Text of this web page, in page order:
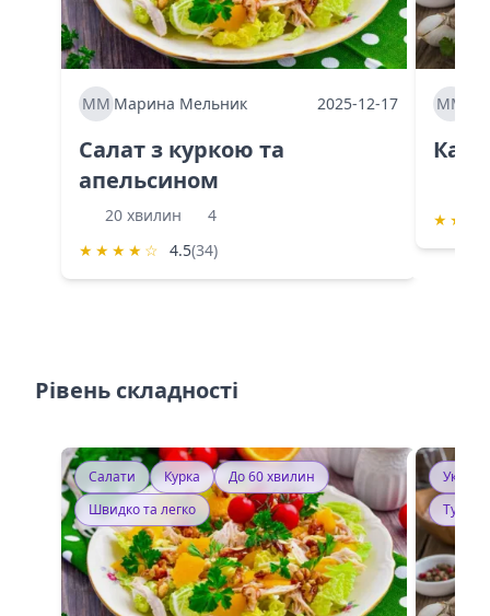
ММ Марина Мельник 2025-12-17
Салат з куркою та
апельсином
20 хвилин
4
★ ★ ★ ★ ☆ 4.5(34)
ММ
★ ★
Рівень складності
Салати Курка
До 60 хвилин
Швидко та легко